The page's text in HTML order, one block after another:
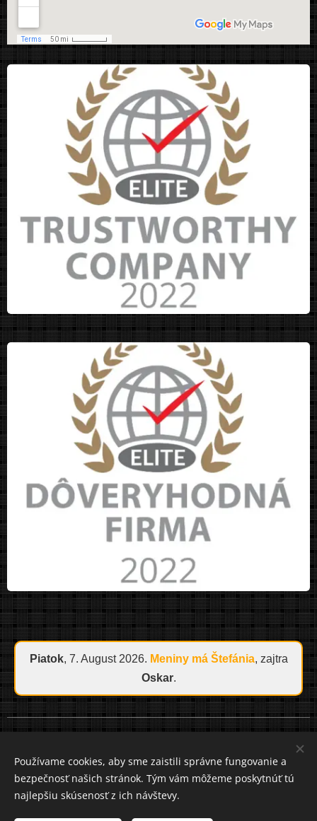
Piatok, 7. August 2026. Meniny má Štefánia, zajtra
Oskar.
Cookies
Jazyky
Čeština
Používame cookies, aby sme zaistili správne fungovanie a
bezpečnosť našich stránok. Tým vám môžeme poskytnúť tú
najlepšiu skúsenosť z ich návštevy.